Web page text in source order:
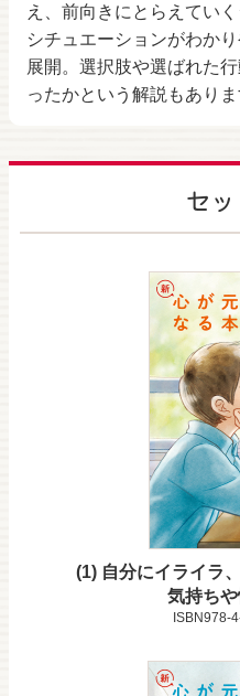
え、前向きにとらえてい
シチュエーションがわか
展開。選択肢や選ばれた
ったかという解説もありま
セ
1
自分にイライラ
気持ち
ISBN978-